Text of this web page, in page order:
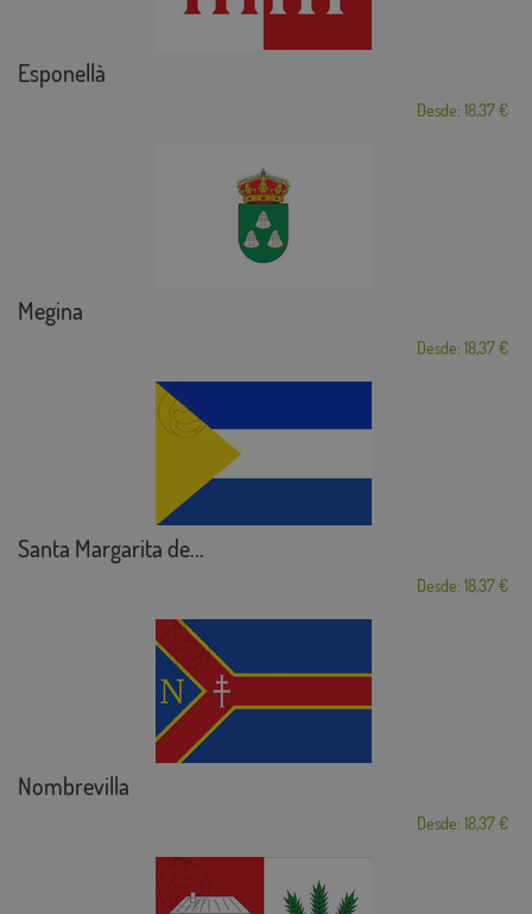
Esponellà
Desde: 18,37 €
Megina
Desde: 18,37 €
Santa Margarita de...
Desde: 18,37 €
Nombrevilla
Desde: 18,37 €